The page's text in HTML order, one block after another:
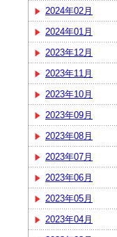
2024年02月
2024年01月
2023年12月
2023年11月
2023年10月
2023年09月
2023年08月
2023年07月
2023年06月
2023年05月
2023年04月